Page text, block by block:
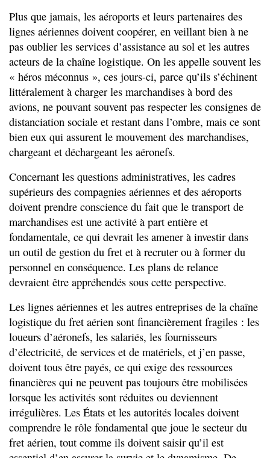
Plus que jamais, les aéroports et leurs partenaires des
lignes aériennes doivent coopérer, en veillant bien à ne
pas oublier les services d’assistance au sol et les autres
acteurs de la chaîne logistique. On les appelle souvent les
« héros méconnus », ces jours-ci, parce qu’ils s’échinent
littéralement à charger les marchandises à bord des
avions, ne pouvant souvent pas respecter les consignes de
distanciation sociale et restant dans l’ombre, mais ce sont
bien eux qui assurent le mouvement des marchandises,
chargeant et déchargeant les aéronefs.
Concernant les questions administratives, les cadres
supérieurs des compagnies aériennes et des aéroports
doivent prendre conscience du fait que le transport de
marchandises est une activité à part entière et
fondamentale, ce qui devrait les amener à investir dans
un outil de gestion du fret et à recruter ou à former du
personnel en conséquence. Les plans de relance
devraient être appréhendés sous cette perspective.
Les lignes aériennes et les autres entreprises de la chaîne
logistique du fret aérien sont financièrement fragiles : les
loueurs d’aéronefs, les salariés, les fournisseurs
d’électricité, de services et de matériels, et j’en passe,
doivent tous être payés, ce qui exige des ressources
financières qui ne peuvent pas toujours être mobilisées
lorsque les activités sont réduites ou deviennent
irrégulières. Les États et les autorités locales doivent
comprendre le rôle fondamental que joue le secteur du
fret aérien, tout comme ils doivent saisir qu’il est